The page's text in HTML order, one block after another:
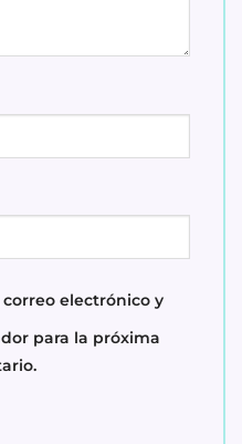
electrónico y
para la próxima